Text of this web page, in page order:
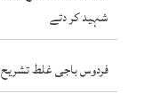
شہید کر دتے
فردوس باجی غلط